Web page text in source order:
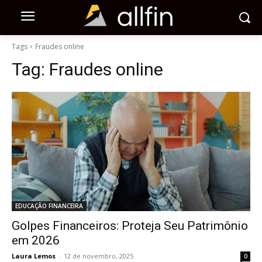
Tags Fraudes online
Tag: Fraudes online
EDUCAÇÃO FINANCEIRA
Golpes Financeiros: Proteja Seu Patrimônio
em 2026
Laura Lemos - 12 de novembro, 2025 0